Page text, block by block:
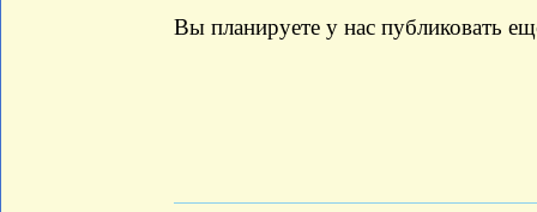
Вы планируете у нас публиковать